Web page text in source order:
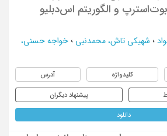
و الگوریتم اس‌دبلیو
؛ شهیکی تاش، محمدنبی ؛ خواجه حسنی،
کلیدواژه آدرس
پیشنهاد دیگران
دانلود